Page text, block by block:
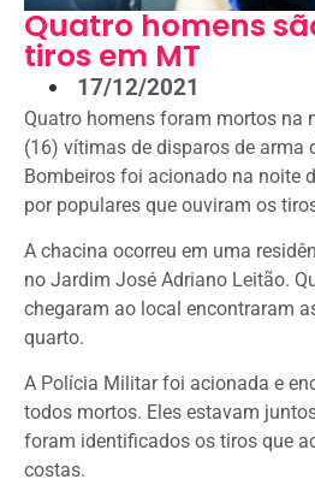
Quatro homens
tiros em MT
17/12/2021
Quatro homens foram mortos na
(16) vítimas de disparos de arma
Bombeiros foi acionado na noite
por populares que ouviram os
A chacina ocorreu em uma
no Jardim José Adriano Leitão.
chegaram ao local encontraram
quarto.
A Polícia Militar foi acionada e
todos mortos. Eles estavam
foram identificados os tiros que
costas.